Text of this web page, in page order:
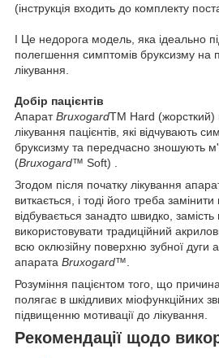
(інструкція входить до комплекту
I Це недорога модель, яка ідеально
полегшення симптомів бруксизму на
лікування.
Добір пацієнтів
АпаратBruxogardTM Hard (жорсткий)
лікування пацієнтів, які відчувають
бруксизму та передчасно зношують
(Bruxogard™ Soft) .
Згодом після початку лікування
виткається, і тоді його треба
відбувається занадто швидко,
використовувати традиційний
всю оклюзійну поверхню зубної дуги
апарата Bruxogard™.
Розуміння пацієнтом того, що
полягає в шкідливих міофункційних
підвищенню мотивації до лікування.
Рекомендації щодо